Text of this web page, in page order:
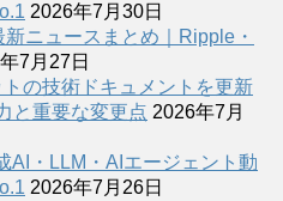
2026年7月30日
ニュースまとめ｜Ripple・
7月27日
の技術ドキュメントを更新
重要な変更点 2026年7月
AI・LLM・AIエージェント動
2026年7月26日